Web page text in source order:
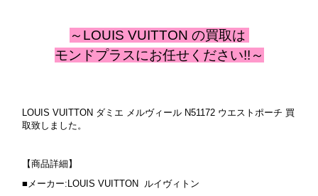
～LOUIS VUITTON の買取は
モンドプラスにお任せください!!～
LOUIS VUITTON ダミエ メルヴィール N51172 ウエストポーチ 買
取致しました。
【商品詳細】
■メーカー:LOUIS VUITTON ルイヴィトン